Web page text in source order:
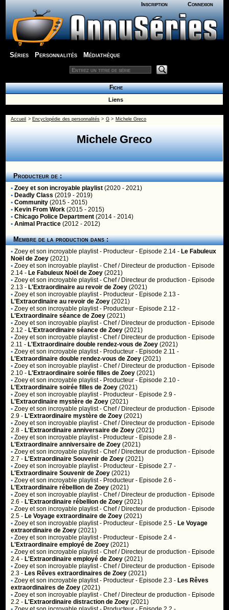
Inscription Connexion
Séries Personnalités Médiathèque
Fiche
Liens
Accueil > Encyclopédie des personnalités > G> Michele Greco
Michele Greco
Producteur de :
• Zoey et son incroyable playlist (2020 - 2021)
• Deadly Class (2019 - 2019)
• Community (2015 - 2015)
• Kevin From Work (2015 - 2015)
• Chicago Police Department (2014 - 2014)
• Animal Practice (2012 - 2012)
Membre de la production dans :
• Zoey et son incroyable playlist- Producteur - Episode 2.14 - Le Fabuleux
Noël de Zoey (2021)
• Zoey et son incroyable playlist- Chef / Directeur de production - Episode
2.14 - Le Fabuleux Noël de Zoey (2021)
• Zoey et son incroyable playlist- Chef / Directeur de production - Episode
2.13 - L'Extraordinaire au revoir de Zoey (2021)
• Zoey et son incroyable playlist- Producteur - Episode 2.13 -
L'Extraordinaire au revoir de Zoey (2021)
• Zoey et son incroyable playlist- Producteur - Episode 2.12 -
L'Extraordinaire séance de Zoey (2021)
• Zoey et son incroyable playlist- Chef / Directeur de production - Episode
2.12 - L'Extraordinaire séance de Zoey (2021)
• Zoey et son incroyable playlist- Chef / Directeur de production - Episode
2.11 - L'Extraordinaire double rendez-vous de Zoey (2021)
• Zoey et son incroyable playlist- Producteur - Episode 2.11 -
L'Extraordinaire double rendez-vous de Zoey (2021)
• Zoey et son incroyable playlist- Chef / Directeur de production - Episode
2.10 - L'Extraordinaire soirée filles de Zoey (2021)
• Zoey et son incroyable playlist- Producteur - Episode 2.10 -
L'Extraordinaire soirée filles de Zoey (2021)
• Zoey et son incroyable playlist- Producteur - Episode 2.9 -
L'Extraordinaire mystère de Zoey (2021)
• Zoey et son incroyable playlist- Chef / Directeur de production - Episode
2.9 - L'Extraordinaire mystère de Zoey (2021)
• Zoey et son incroyable playlist- Chef / Directeur de production - Episode
2.8 - L'Extraordinaire anniversaire de Zoey (2021)
• Zoey et son incroyable playlist- Producteur - Episode 2.8 -
L'Extraordinaire anniversaire de Zoey (2021)
• Zoey et son incroyable playlist- Chef / Directeur de production - Episode
2.7 - L'Extraordinaire Souvenir de Zoey (2021)
• Zoey et son incroyable playlist- Producteur - Episode 2.7 -
L'Extraordinaire Souvenir de Zoey (2021)
• Zoey et son incroyable playlist- Producteur - Episode 2.6 -
L'Extraordinaire rébellion de Zoey (2021)
• Zoey et son incroyable playlist- Chef / Directeur de production - Episode
2.6 - L'Extraordinaire rébellion de Zoey (2021)
• Zoey et son incroyable playlist- Chef / Directeur de production - Episode
2.5 - Le Voyage extraordinaire de Zoey (2021)
• Zoey et son incroyable playlist- Producteur - Episode 2.5 - Le Voyage
extraordinaire de Zoey (2021)
• Zoey et son incroyable playlist- Producteur - Episode 2.4 -
L'Extraordinaire employé de Zoey (2021)
• Zoey et son incroyable playlist- Chef / Directeur de production - Episode
2.4 - L'Extraordinaire employé de Zoey (2021)
• Zoey et son incroyable playlist- Chef / Directeur de production - Episode
2.3 - Les Rêves extraordinaires de Zoey (2021)
• Zoey et son incroyable playlist- Producteur - Episode 2.3 - Les Rêves
extraordinaires de Zoey (2021)
• Zoey et son incroyable playlist- Chef / Directeur de production - Episode
2.2 - L'Extraordinaire distraction de Zoey (2021)